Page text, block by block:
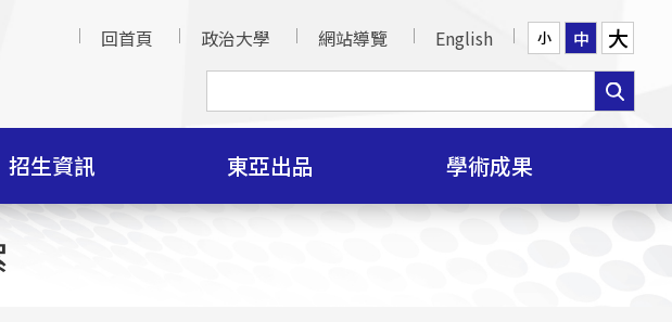
回首頁
政治大學 網站導覽 English 小 中 大
招生資訊 東亞出品 學術成果